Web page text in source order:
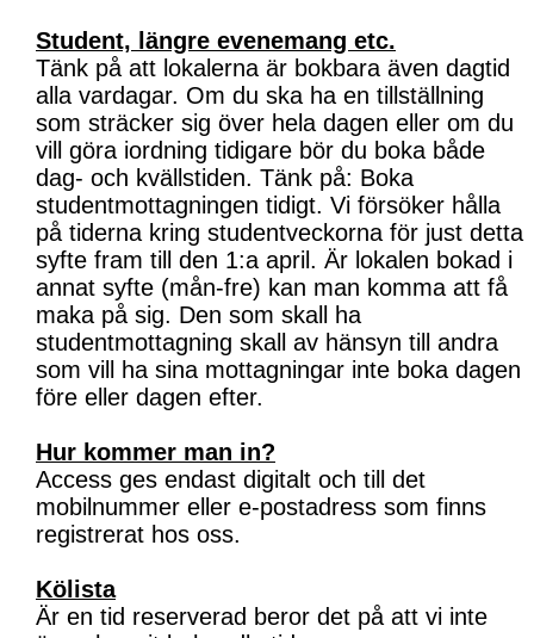
Student, längre evenemang etc.
Tänk på att lokalerna är bokbara även dagtid
alla vardagar. Om du ska ha en tillställning
som sträcker sig över hela dagen eller om du
vill göra iordning tidigare bör du boka både
dag- och kvällstiden. Tänk på: Boka
studentmottagningen tidigt. Vi försöker hålla
på tiderna kring studentveckorna för just detta
syfte fram till den 1:a april. Är lokalen bokad i
annat syfte (mån-fre) kan man komma att få
maka på sig. Den som skall ha
studentmottagning skall av hänsyn till andra
som vill ha sina mottagningar inte boka dagen
före eller dagen efter.
Hur kommer man in?
Access ges endast digitalt och till det
mobilnummer eller e-postadress som finns
registrerat hos oss.
Kölista
Är en tid reserverad beror det på att vi inte